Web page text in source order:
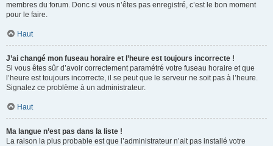
membres du forum. Donc si vous n’êtes pas enregistré, c’est le bon moment
pour le faire.
Haut
J’ai changé mon fuseau horaire et l’heure est toujours incorrecte !
Si vous êtes sûr d’avoir correctement paramétré votre fuseau horaire et que
l’heure est toujours incorrecte, il se peut que le serveur ne soit pas à l’heure.
Signalez ce problème à un administrateur.
Haut
Ma langue n’est pas dans la liste !
La raison la plus probable est que l’administrateur n’ait pas installé votre